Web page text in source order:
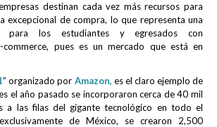
destinan cada vez más recursos para
excepcional de compra, lo que representa una
para los estudiantes y egresados con
commerce, pues es un mercado que está en
” organizado por Amazon, es el claro ejemplo de
el año pasado se incorporaron cerca de 40 mil
a las filas del gigante tecnológico en todo el
de México, se crearon 2,500